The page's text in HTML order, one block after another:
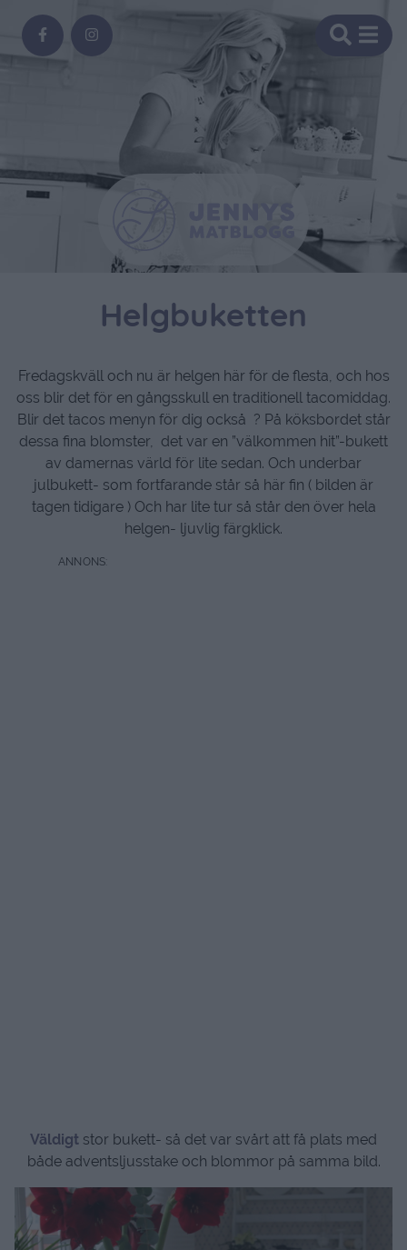
Helgbuketten
Fredagskväll och nu är helgen här för de flesta, och hos
oss blir det för en gångsskull en traditionell tacomiddag.
Blir det tacos menyn för dig också ? På köksbordet står
dessa fina blomster, det var en ”välkommen hit”-bukett
av damernas värld för lite sedan. Och underbar
julbukett- som fortfarande står så här fin ( bilden är
tagen tidigare ) Och har lite tur så står den över hela
helgen- ljuvlig färgklick.
Väldigt stor bukett- så det var svårt att få plats med
både adventsljusstake och blommor på samma bild.